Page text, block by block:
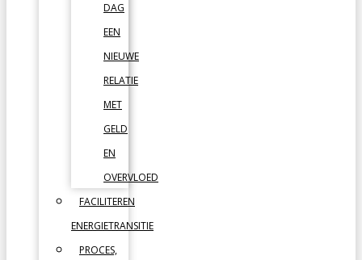
DAG
EEN
NIEUWE
RELATIE
MET
GELD
EN
OVERVLOED
FACILITEREN
ENERGIETRANSITIE
PROCES,